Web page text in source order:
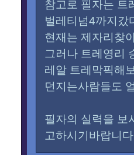
참고로 필자는 트
벌레티넘4까지갔
현재는 제자리찾
그러나 트레영리
레알 트레막픽해
던지는사람들도
필자의 실력을 보
고하시기바랍니다